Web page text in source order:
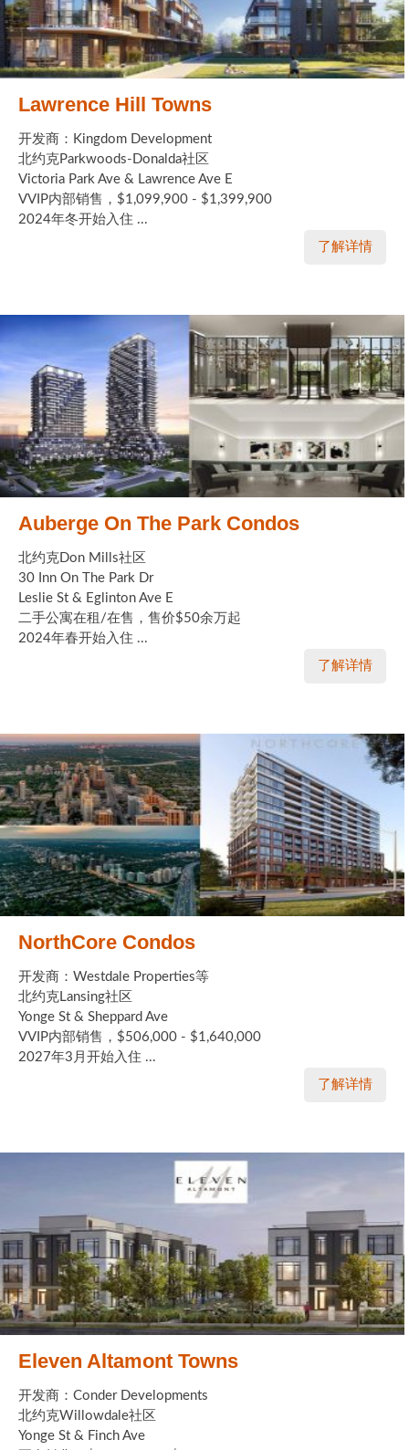
Lawrence Hill Towns
开发商：Kingdom Development
北约克Parkwoods-Donalda社区
Victoria Park Ave & Lawrence Ave E
VVIP内部销售，$1,099,900 - $1,399,900
2024年冬开始入住 ...
了解详情
Auberge On The Park Condos
北约克Don Mills社区
30 Inn On The Park Dr
Leslie St & Eglinton Ave E
二手公寓在租/在售，售价$50余万起
2024年春开始入住 ...
了解详情
NorthCore Condos
开发商：Westdale Properties等
北约克Lansing社区
Yonge St & Sheppard Ave
VVIP内部销售，$506,000 - $1,640,000
2027年3月开始入住 ...
了解详情
Eleven Altamont Towns
开发商：Conder Developments
北约克Willowdale社区
Yonge St & Finch Ave